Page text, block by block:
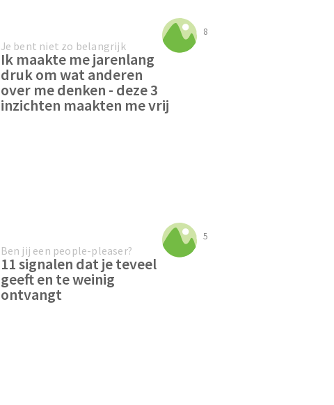
8
Je bent niet zo belangrijk
Ik maakte me jarenlang
druk om wat anderen
over me denken - deze 3
inzichten maakten me vrij
5
Ben jij een people-pleaser?
11 signalen dat je teveel
geeft en te weinig
ontvangt